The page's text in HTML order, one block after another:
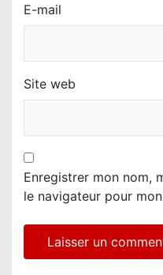
E-mail
Site web
Enregistrer mon nom,
le navigateur pour